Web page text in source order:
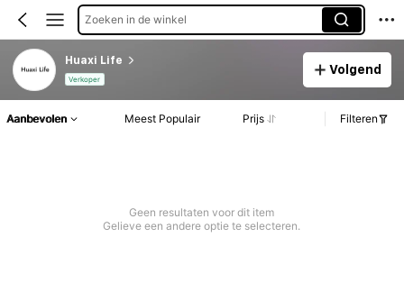
Zoeken in de winkel
Huaxi Life
Verkoper
Volgend
Aanbevolen Meest Populair Prijs Filteren
Geen resultaten voor dit item
Gelieve een andere optie te selecteren.